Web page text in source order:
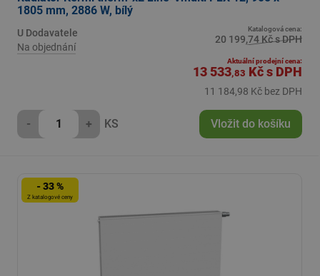
1805 mm, 2886 W, bílý
U Dodavatele
Na objednání
Katalogová cena:
20 199,74 Kč s DPH
Aktuální prodejní cena:
13 533,83 Kčs DPH
11 184,98 Kč bez DPH
- + KS Vložit do košíku
- 33 %
Z katalogové ceny